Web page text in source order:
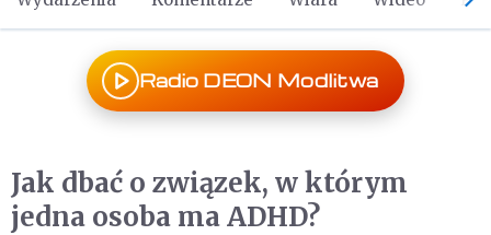
Radio DEON Modlitwa
Jak dbać o związek, w którym
jedna osoba ma ADHD?